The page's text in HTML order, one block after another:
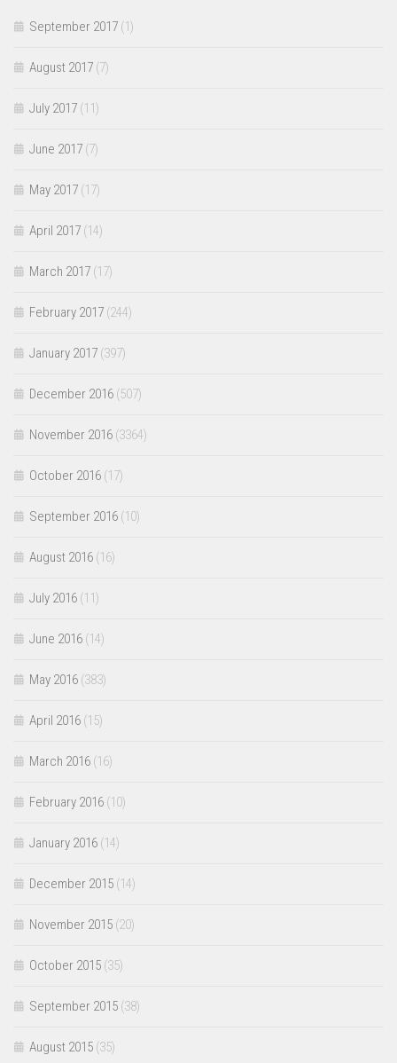
September 2017 (1)
August 2017 (7)
July 2017 (11)
June 2017 (7)
May 2017 (17)
April 2017 (14)
March 2017 (17)
February 2017 (244)
January 2017 (397)
December 2016 (507)
November 2016 (3364)
October 2016 (17)
September 2016 (10)
August 2016 (16)
July 2016 (11)
June 2016 (14)
May 2016 (383)
April 2016 (15)
March 2016 (16)
February 2016 (10)
January 2016 (14)
December 2015 (14)
November 2015 (20)
October 2015 (35)
September 2015 (38)
August 2015 (35)